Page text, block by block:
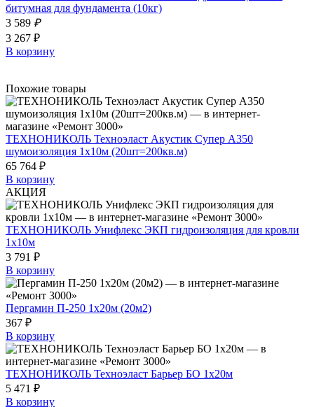
битумная для фундамента (10кг)
3 589 ₽
3 267 ₽
В корзину
Похожие товары
ТЕХНОНИКОЛЬ Техноэласт Акустик Супер А350
шумоизоляция 1х10м (20шт=200кв.м)
65 764 ₽
В корзину
АКЦИЯ
ТЕХНОНИКОЛЬ Унифлекс ЭКП гидроизоляция для кровли
1х10м
3 791 ₽
В корзину
Пергамин П-250 1х20м (20м2)
367 ₽
В корзину
ТЕХНОНИКОЛЬ Техноэласт Барьер БО 1х20м
5 471 ₽
В корзину